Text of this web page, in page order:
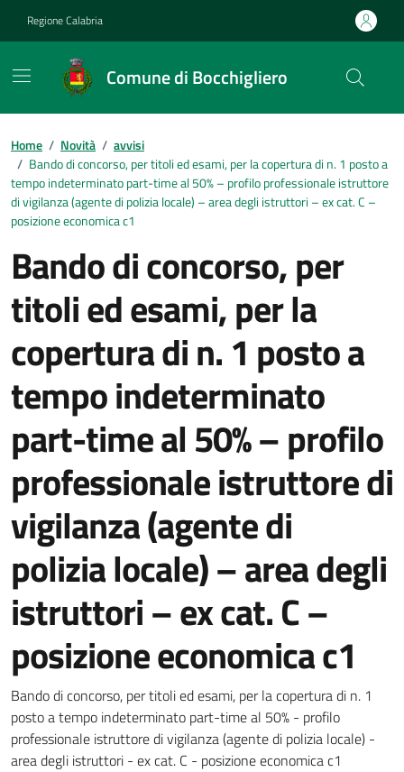
Regione Calabria
Comune di Bocchigliero
Home / Novità / avvisi
/ Bando di concorso, per titoli ed esami, per la copertura di n. 1 posto a
tempo indeterminato part-time al 50% – profilo professionale istruttore
di vigilanza (agente di polizia locale) – area degli istruttori – ex cat. C –
posizione economica c1
Bando di concorso, per
titoli ed esami, per la
copertura di n. 1 posto a
tempo indeterminato
part-time al 50% – profilo
professionale istruttore di
vigilanza (agente di
polizia locale) – area degli
istruttori – ex cat. C –
posizione economica c1
Dettagli della notizia
Bando di concorso, per titoli ed esami, per la copertura di n. 1
posto a tempo indeterminato part-time al 50% - profilo
professionale istruttore di vigilanza (agente di polizia locale) -
area degli istruttori - ex cat. C - posizione economica c1